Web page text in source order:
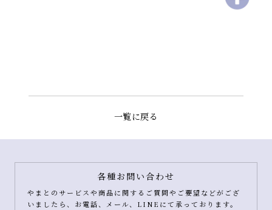
一覧に戻る
各種お問い合わせ
やまとのサービスや商品に関するご質問やご要望などがござ
いましたら、お電話、メール、LINEにて承っております。